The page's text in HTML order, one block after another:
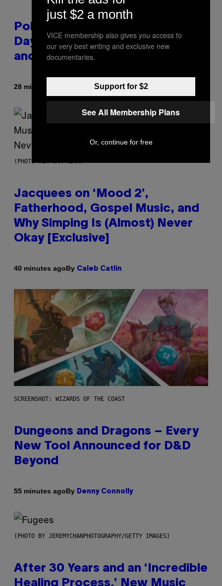
Pokémon GO Fire and Ice Hatch
Day Event Guide – All Bonuses
and Special Hatches
28 minutes ago Denny Connolly
(PHOTO VIA CAM KIRK)
Jacquees on ‘Mood 2’,
Fatherhood, Gospel Music, and
Why Simping Is (Almost) Never
Okay [Exclusive]
40 minutes agoBy Caleb Catlin
SCREENSHOT: WIZARDS OF THE COAST
Dungeons and Dragons – Every
New Tool Announced for D&D
Beyond
55 minutes agoBy Denny Connolly
(PHOTO BY JEREMYCHANPHOTOGRAPHY/GETTY IMAGES)
After 30 Years and an ‘Incredible
Healing Process,’ New Music
just $2 a month
VICE membership also gives you access to
our very best writing and exclusive new
documentaries.
Support for $2
See All Membership Plans
Or, continue for free